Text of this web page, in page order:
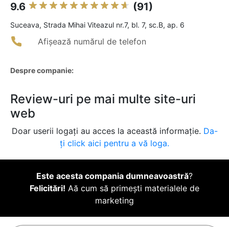
9.6 (91)
Suceava, Strada Mihai Viteazul nr.7, bl. 7, sc.B, ap. 6
Afișează numărul de telefon
Despre companie:
Review-uri pe mai multe site-uri
web
Doar userii logați au acces la această informație. Da-
ți click aici pentru a vă loga.
Este acesta compania dumneavoastră?
Felicitări! Aă cum să primești materialele de
marketing